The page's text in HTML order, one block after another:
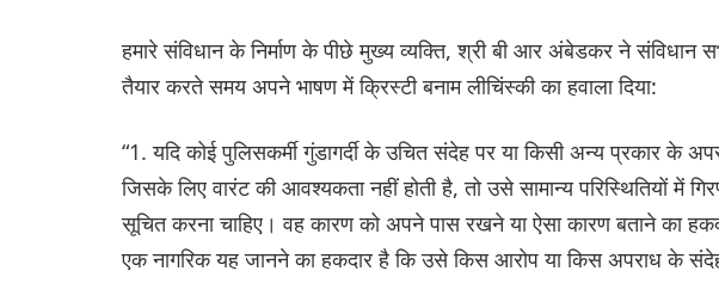
हमारे संविधान के निर्माण के पीछे मुख्य व्यक्ति, श्री बी आर अंबेडकर ने
तैयार करते समय अपने भाषण में क्रिस्टी बनाम लीचिंस्की का हवाला दिया:
“1. यदि कोई पुलिसकर्मी गुंडागर्दी के उचित संदेह पर या किसी अन्य प्रकार के
जिसके लिए वारंट की आवश्यकता नहीं होती है, तो उसे सामान्य परिस्थितियों में
सूचित करना चाहिए। वह कारण को अपने पास रखने या ऐसा कारण बताने का
एक नागरिक यह जानने का हकदार है कि उसे किस आरोप या किस अपराध के